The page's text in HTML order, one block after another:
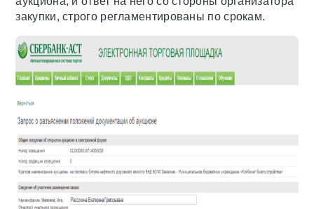
закупки, строго регламентированы по срокам.